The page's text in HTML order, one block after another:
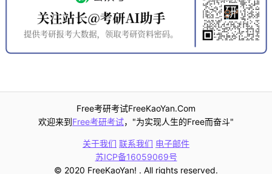
Free考研考试FreeKaoYan.Com
欢迎来到Free考研考试，"为实现人生的Free而奋斗"
关于我们 联系我们 电子邮件
苏ICP备16059069号
© 2020 FreeKaoYan! . All rights reserved.